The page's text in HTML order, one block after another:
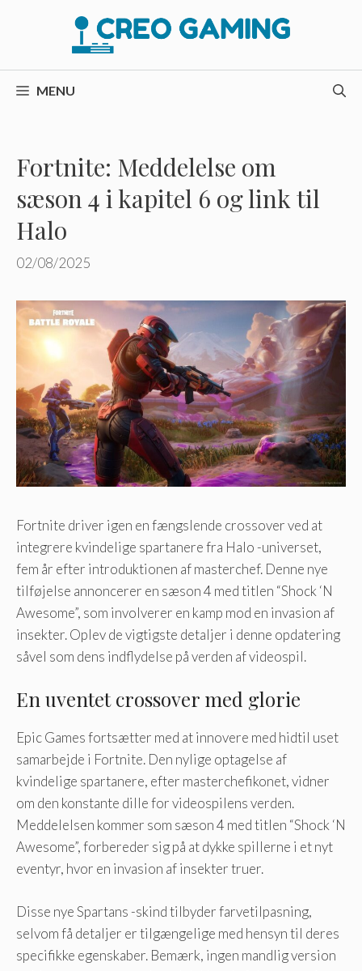
MENU
Fortnite: Meddelelse om
sæson 4 i kapitel 6 og link til
Halo
02/08/2025
Fortnite driver igen en fængslende crossover ved at
integrere kvindelige spartanere fra Halo -universet,
fem år efter introduktionen af masterchef. Denne nye
tilføjelse annoncerer en sæson 4 med titlen “Shock ‘N
Awesome”, som involverer en kamp mod en invasion af
insekter. Oplev de vigtigste detaljer i denne opdatering
såvel som dens indflydelse på verden af videospil.
En uventet crossover med glorie
Epic Games fortsætter med at innovere med hidtil uset
samarbejde i Fortnite. Den nylige optagelse af
kvindelige spartanere, efter masterchefikonet, vidner
om den konstante dille for videospilens verden.
Meddelelsen kommer som sæson 4 med titlen “Shock ‘N
Awesome”, forbereder sig på at dykke spillerne i et nyt
eventyr, hvor en invasion af insekter truer.
Disse nye Spartans -skind tilbyder farvetilpasning,
selvom få detaljer er tilgængelige med hensyn til deres
specifikke egenskaber. Bemærk, ingen mandlig version